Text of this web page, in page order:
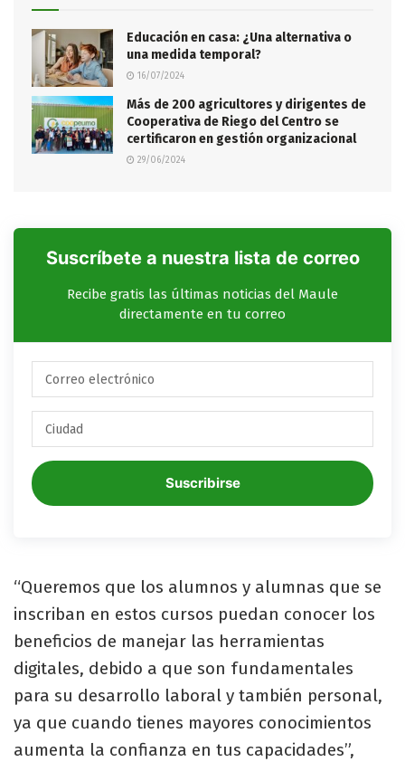
Educación en casa: ¿Una alternativa o
una medida temporal?
16/07/2024
Más de 200 agricultores y dirigentes de
Cooperativa de Riego del Centro se
certificaron en gestión organizacional
29/06/2024
Suscríbete a nuestra lista de correo
Recibe gratis las últimas noticias del Maule
directamente en tu correo
Suscribirse
“Queremos que los alumnos y alumnas que se
inscriban en estos cursos puedan conocer los
beneficios de manejar las herramientas
digitales, debido a que son fundamentales
para su desarrollo laboral y también personal,
ya que cuando tienes mayores conocimientos
aumenta la confianza en tus capacidades”,